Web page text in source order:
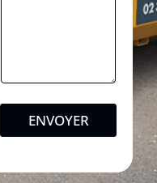
ENVOYER